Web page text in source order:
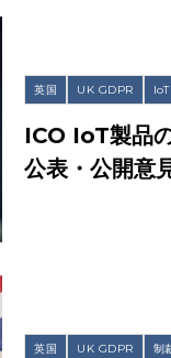
英国 UK GDPR IoT
ICO IoT製品
公表・公開意
英国 UK GDPR 制